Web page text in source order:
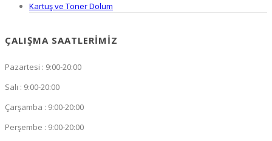
Kartuş ve Toner Dolum
ÇALIŞMA SAATLERIMIZ
Pazartesi : 9:00-20:00
Salı : 9:00-20:00
Çarşamba : 9:00-20:00
Perşembe : 9:00-20:00